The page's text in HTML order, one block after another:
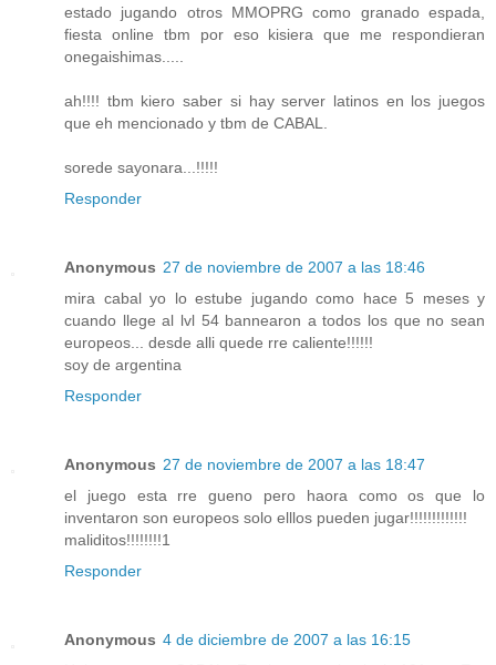
estado jugando otros MMOPRG como granado espada,
fiesta online tbm por eso kisiera que me respondieran
onegaishimas.....
ah!!!! tbm kiero saber si hay server latinos en los juegos
que eh mencionado y tbm de CABAL.
sorede sayonara...!!!!!
Responder
Anonymous 27 de noviembre de 2007 a las 18:46
mira cabal yo lo estube jugando como hace 5 meses y
cuando llege al lvl 54 bannearon a todos los que no sean
europeos... desde alli quede rre caliente!!!!!!
soy de argentina
Responder
Anonymous 27 de noviembre de 2007 a las 18:47
el juego esta rre gueno pero haora como os que lo
inventaron son europeos solo elllos pueden jugar!!!!!!!!!!!!!
maliditos!!!!!!!!1
Responder
Anonymous 4 de diciembre de 2007 a las 16:15